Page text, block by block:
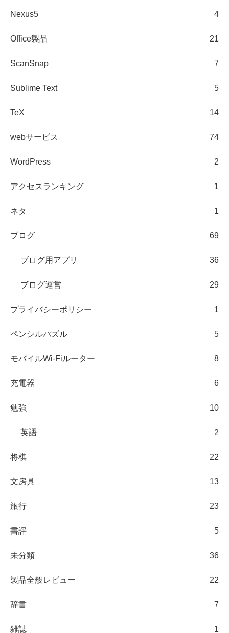
Nexus5 4
Office製品 21
ScanSnap 7
Sublime Text 5
TeX 14
webサービス 74
WordPress 2
アクセスランキング 1
ネタ 1
ブログ 69
ブログ用アプリ 36
ブログ運営 29
プライバシーポリシー 1
ペンシルパズル 5
モバイルWi-Fiルーター 8
充電器 6
勉強 10
英語 2
将棋 22
文房具 13
旅行 23
書評 5
未分類 36
製品全般レビュー 22
辞書 7
雑誌 1